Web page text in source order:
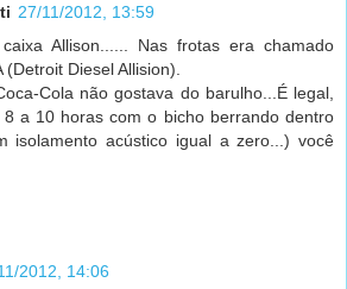
27/11/2012, 13:59
Allison...... Nas frotas era chamado
Diesel Allision).
Cola não gostava do barulho...É legal,
a 10 horas com o bicho berrando dentro
isolamento acústico igual a zero...) você
2012, 14:06